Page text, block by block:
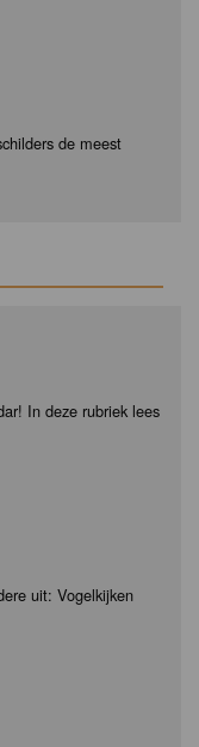
de meest
In deze rubriek lees
uit: Vogelkijken